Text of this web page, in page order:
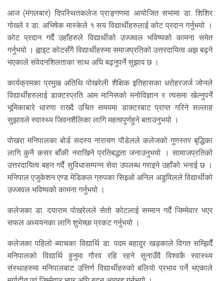
आज (मंगलबार) दिपस्थितकलेज प्राङ्गणमा आयोजित सभामा डा. शिशिर
गोख्ले र डा. अभिषेक मास्केले १ सय विद्यार्थीहरुलाई कोट प्रदान गर्नुभयो ।
कोट प्रदान गर्दै उहाँहरुले विद्यार्थीको उज्जवल भविष्यको कामना समेत
गर्नुभयो । ह्वाइट कोटसँगै विद्यार्थीहरुमा समाजप्रतिको उत्तरदायित्व अझ बढ्ने
भएकाले संवेदनशिलताका साथ अघि बढ्नुपर्ने सुझाव छ ।
कार्यक्रमका प्रमुख अतिथि पोखरेली शैक्षिक इतिहासका धरोहरजर्ज जोनले
विद्यार्थीहरुलाई डाक्टरप्रति आम मानिसको मनोविज्ञान र त्यसमा खेल्नुपर्ने
भूमिकाबारे धारणा राख्दै उचित समयमा डाक्टरबाट प्राप्त गरिने सल्लाह
सुझावले स्वास्थ्य जिवनशैलिका लागि महत्वपुर्णहुने बताउनुभयो ।
पोखरा मनिपालका बोर्ड सदस्य नारायण पौडेलले कलेजको गुणस्तर बृद्धिका
लागि कुनै कसर बाँकी नराखिने प्रतिबद्धता जनाउनुभयो । सामाजप्रतिको
उत्तरदायित्व बहन गर्दै सुविधासम्पन्न सेवा उपलब्ध गराइने उहाँको भनाई छ ।
मनिपाल एजुकेशन एण्ड मेडिकल ग्रुपका सिइओ अनिल अडुविलले विद्यार्थीको
उज्जवल भविष्यको कामना गर्नुभयो ।
कलेजका डा. दयाराम पोखरेलले सेतो कोटलाई सम्मान गर्दै जिम्मेवार भएर
सफल अध्ययनका लागि शुभेच्छा प्रकट गर्नुभयो ।
कलेजका पहिलो ब्याचका विद्यार्थि डा. पदम बहादुर खड्काले विगत सम्झिदैँ
मनिपालको विद्यार्थि हुनुमा गौरव रहि रहने सुनाउँदै विश्वकै स्वास्थ्य
संस्थाहरुमा मनिपालबाट उत्तिर्ण विद्यार्थीहरुको बलियो प्रभाव पर्ने भएकाले